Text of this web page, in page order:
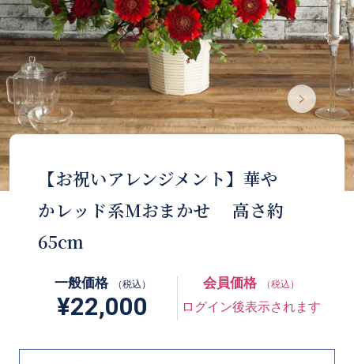
【お祝いアレンジメント】華や
かレッド系Mおまかせ 高さ約
65cm
一般価格 （税込）
¥22,000
会員価格 （税込）
ログイン後表示されます